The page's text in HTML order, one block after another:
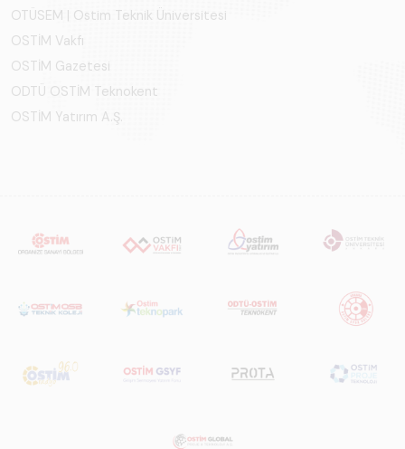
OTÜSEM | Ostim Teknik Üniversitesi
OSTİM Vakfı
OSTİM Gazetesi
ODTÜ OSTİM Teknokent
OSTİM Yatırım A.Ş.